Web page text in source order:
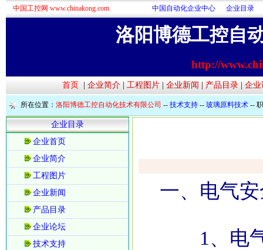
中国工控网 www.chinakong.com 中国自动化企业中心 企业目录
洛阳博德工控自
http://
首页 企业简介| 工程图片| 企业新闻 产品目录| 企业
所在位置： 洛阳博德工控自动化技术有限公司 -- 技术支持 -- 玻璃原料技术 --
企业目录
企业首页
企业简介
工程图片
企业新闻
产品目录
企业论坛
技术支持
一、电气安
1、电气